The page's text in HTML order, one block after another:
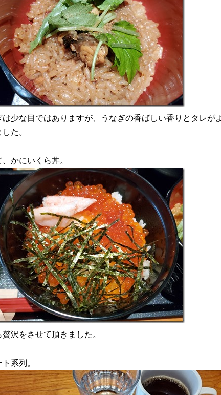
は少な目ではありますが、うなぎの香ばしい香りとタレが
た。
かにいくら丼。
沢をさせて頂きました。
系列。